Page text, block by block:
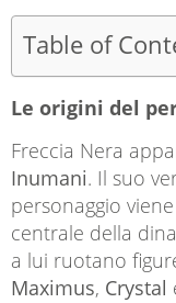
Table of
Le origini del
Freccia Nera
Inumani. Il suo
personaggio
centrale della
a lui ruotano
Maximus, Crystal